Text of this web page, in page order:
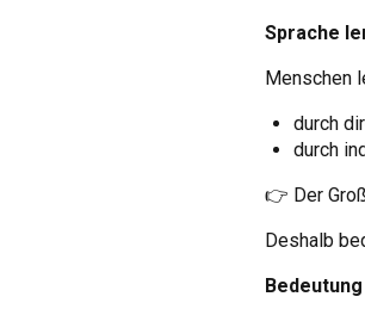
Sprache
Menschen
durch
durch
👉 Der
Deshalb